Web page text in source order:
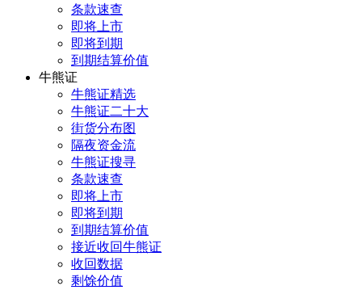
条款速查
即将上市
即将到期
到期结算价值
牛熊证
牛熊证精选
牛熊证二十大
街货分布图
隔夜资金流
牛熊证搜寻
条款速查
即将上市
即将到期
到期结算价值
接近收回牛熊证
收回数据
剩馀价值